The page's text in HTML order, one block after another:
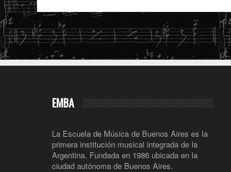
EMBA
La Escuela de Música de Buenos Aires es la
primera institución musical integrada de la
Argentina. Fundada en 1986 ubicada en la
ciudad autónoma de Buenos Aires.